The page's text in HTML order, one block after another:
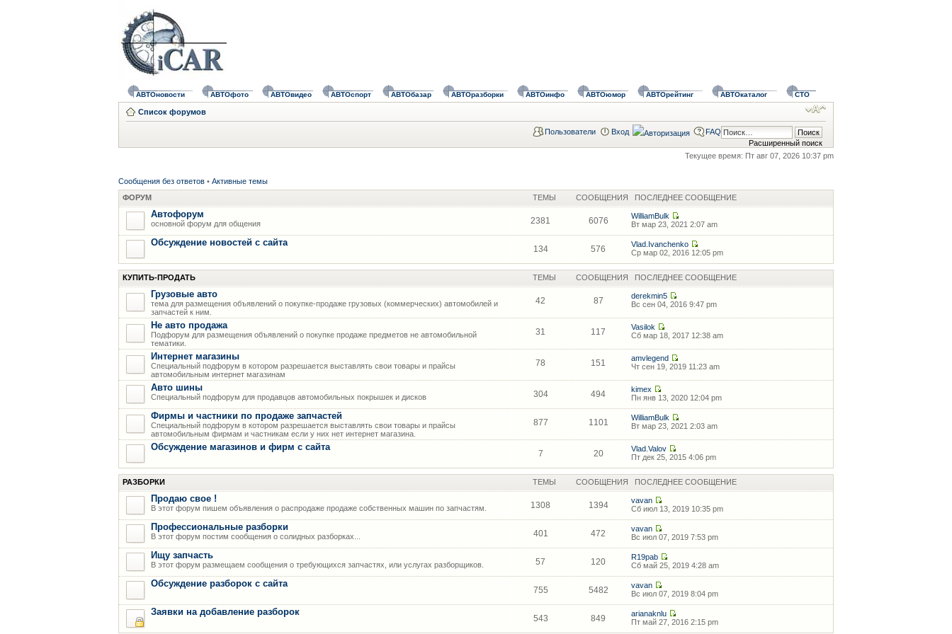
АВТОновости АВТОфото АВТОвидео АВТОспорт АВТОбазар АВТОразборки АВТОинфо АВТОюмор АВТОрейтинг АВТОкаталог СТО
Список форумов
Расширенный поиск
Пользователи Вход FAQ
Текущее время: Пт авг 07, 2026 10:37 pm
Сообщения без ответов • Активные темы
ФОРУМ
ТЕМЫ СООБЩЕНИЯ ПОСЛЕДНЕЕ СООБЩЕНИЕ
Автофорум
основной форум для общения 2381 6076
WilliamBulk
Вт мар 23, 2021 2:07 am
Обсуждение новостей с сайта
134 576
Vlad.Ivanchenko
Ср мар 02, 2016 12:05 pm
КУПИТЬ-ПРОДАТЬ ТЕМЫ СООБЩЕНИЯ ПОСЛЕДНЕЕ СООБЩЕНИЕ
Грузовые авто
тема для размещения объявлений о покупке-продаже грузовых (коммерческих) автомобилей и
запчастей к ним.
42 87
derekmin5
Вс сен 04, 2016 9:47 pm
Не авто продажа
Подфорум для размещения объявлений о покупке продаже предметов не автомобильной
тематики.
31 117
Vasilok
Сб мар 18, 2017 12:38 am
Интернет магазины
Специальный подфорум в котором разрешается выставлять свои товары и прайсы
автомобильным интернет магазинам
78 151
amvlegend
Чт сен 19, 2019 11:23 am
Авто шины
Специальный подфорум для продавцов автомобильных покрышек и дисков 304 494
kimex
Пн янв 13, 2020 12:04 pm
Фирмы и частники по продаже запчастей
Специальный подфорум в котором разрешается выставлять свои товары и прайсы
автомобильным фирмам и частникам если у них нет интернет магазина.
877 1101
WilliamBulk
Вт мар 23, 2021 2:03 am
Обсуждение магазинов и фирм с сайта
7 20
Vlad.Valov
Пт дек 25, 2015 4:06 pm
РАЗБОРКИ ТЕМЫ СООБЩЕНИЯ ПОСЛЕДНЕЕ СООБЩЕНИЕ
Продаю свое !
В этот форум пишем объявления о распродаже продаже собственных машин по запчастям. 1308 1394
vavan
Сб июл 13, 2019 10:35 pm
Профессиональные разборки
В этот форум постим сообщения о солидных разборках... 401 472
vavan
Вс июл 07, 2019 7:53 pm
Ищу запчасть
В этот форум размещаем сообщения о требующихся запчастях, или услугах разборщиков. 57 120
R19pab
Сб май 25, 2019 4:28 am
Обсуждение разборок с сайта
755 5482
vavan
Вс июл 07, 2019 8:04 pm
Заявки на добавление разборок
543 849
arianaknlu
Пт май 27, 2016 2:15 pm